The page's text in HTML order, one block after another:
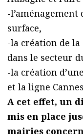
-l’aménagement
surface,
-la création de la
dans le secteur
-la création
et la ligne
A cet effet, un
mis en place
mairies